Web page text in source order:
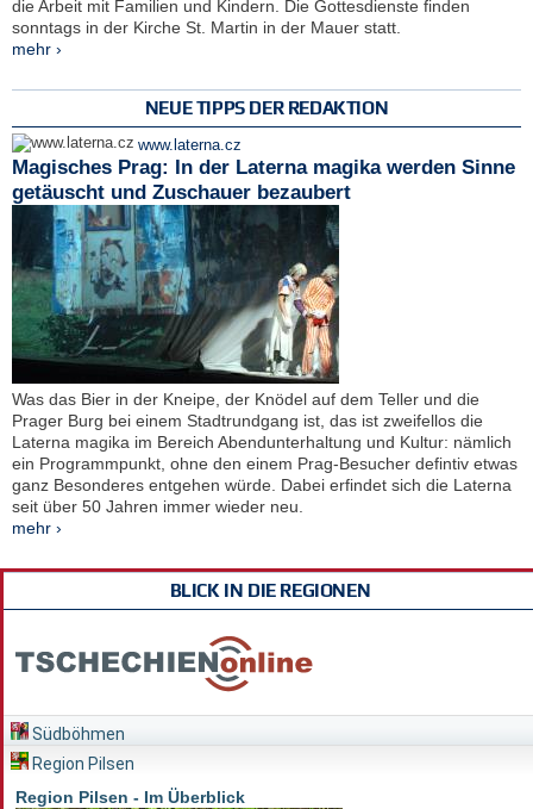
die Arbeit mit Familien und Kindern. Die Gottesdienste finden
sonntags in der Kirche St. Martin in der Mauer statt.
mehr ›
NEUE TIPPS DER REDAKTION
www.laterna.cz
Magisches Prag: In der Laterna magika werden Sinne
getäuscht und Zuschauer bezaubert
Was das Bier in der Kneipe, der Knödel auf dem Teller und die
Prager Burg bei einem Stadtrundgang ist, das ist zweifellos die
Laterna magika im Bereich Abendunterhaltung und Kultur: nämlich
ein Programmpunkt, ohne den einem Prag-Besucher defintiv etwas
ganz Besonderes entgehen würde. Dabei erfindet sich die Laterna
seit über 50 Jahren immer wieder neu.
mehr ›
BLICK IN DIE REGIONEN
Südböhmen
Region Pilsen
Region Pilsen - Im Überblick